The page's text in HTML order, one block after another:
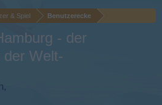
& Spiel Benutzerecke
- der
Welt-